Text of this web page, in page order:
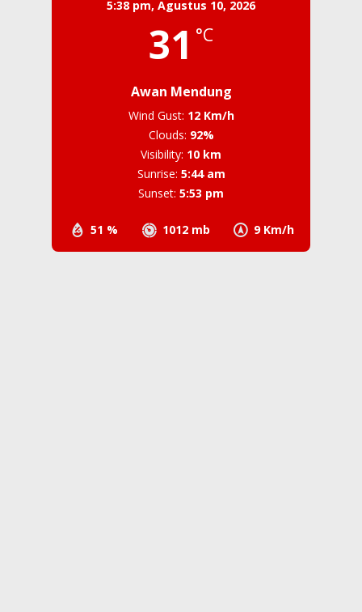
5:38 pm, Agustus 10, 2026
31 °C
Awan Mendung
51 % 1012 mb 9 Km/h
Wind Gust: 12 Km/h
Clouds: 92%
Visibility: 10 km
Sunrise: 5:44 am
Sunset: 5:53 pm